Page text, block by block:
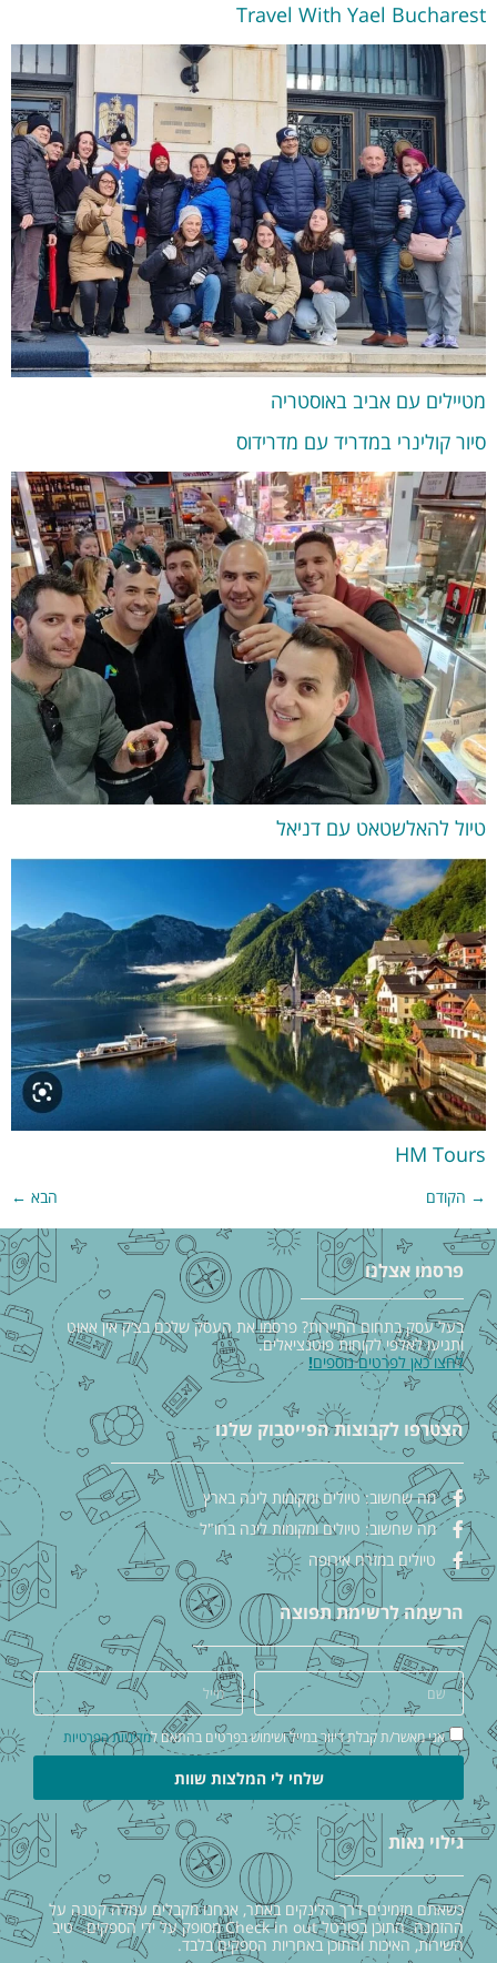
Travel With Yael Bucharest
מטיילים עם אביב באוסטריה
סיור קולינרי במדריד עם מדרידוס
טיול להאלשטאט עם דניאל
HM Tours
→ הקודם הבא ←
פרסמו אצלנו
בעל עסק בתחום התיירות? פרסמו את העסק שלכם בצ׳ק אין אאוט
ותגיעו לאלפי לקוחות פוטנציאלים.
לחצו כאן לפרטים נוספים!
הצטרפו לקבוצות הפייסבוק שלנו
מה שחשוב: טיולים ומקומות לינה בארץ
מה שחשוב: טיולים ומקומות לינה בחו"ל
טיולים במזרח אירופה
הרשמה לרשימת תפוצה
אני מאשר/ת קבלת דיוור במייל ושימוש בפרטים בהתאם למדיניות הפרטיות
שלחי לי המלצות שוות
גילוי נאות
כשאתם מזמינים דרך הלינקים באתר, אנחנו מקבלים עמלה קטנה על
ההזמנה. התוכן בפורטל Check in out מסופק על ידי הספקים. טיב
השירות, האיכות והתוכן באחריות הספקים בלבד.